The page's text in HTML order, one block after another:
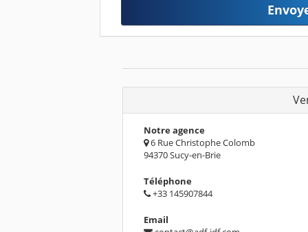
Notre agence
6 Rue Christophe Colomb
94370 Sucy-en-Brie
Téléphone
+33 145907844
Email